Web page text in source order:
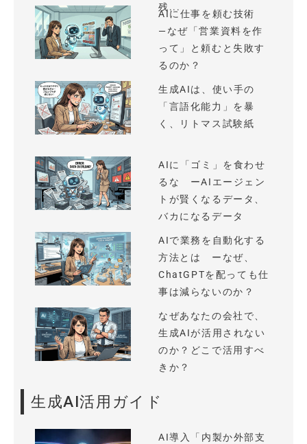
残...
AIに仕事を頼む技術
—なぜ「営業資料を作
って」と頼むと失敗す
るのか？
生成AIは、使い手の
「言語化能力」を暴
く、リトマス試験紙
AIに「ゴミ」を食わせ
るな ーAIエージェン
トが賢くなるデータ、
バカになるデータ
AIで業務を自動化する
方法とは ーなぜ、
ChatGPTを配っても仕
事は減らないのか？
なぜあなたの会社で、
生成AIが活用されない
のか？どこで活用すべ
きか？
生成AI活用ガイド
AI導入「内製か外部支